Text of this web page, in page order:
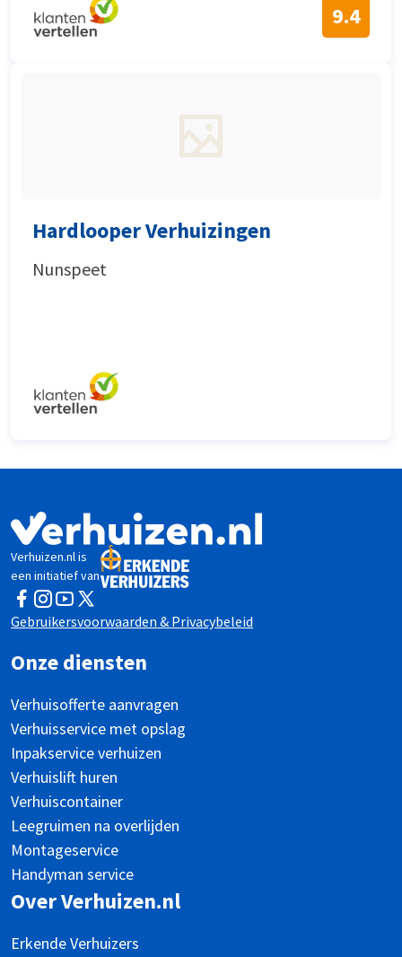
9.4
Hardlooper Verhuizingen
Nunspeet
Verhuizen.nl is
een initiatief van
Facebook
Instagram
YouTubeTwitter
Gebruikersvoorwaarden & Privacybeleid
Onze diensten
Verhuisofferte aanvragen
Verhuisservice met opslag
Inpakservice verhuizen
Verhuislift huren
Verhuiscontainer
Leegruimen na overlijden
Montageservice
Handyman service
Over Verhuizen.nl
Erkende Verhuizers